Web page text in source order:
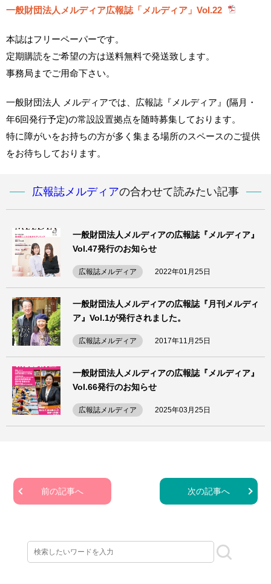
一般財団法人メルディア広報誌「メルディア」Vol.22
本誌はフリーペーパーです。
定期購読をご希望の方は送料無料で発送致します。
事務局までご用命下さい。
一般財団法人 メルディアでは、広報誌『メルディア』(隔月・
年6回発行予定)の常設設置拠点を随時募集しております。
特に障がいをお持ちの方が多く集まる場所のスペースのご提供
をお待ちしております。
広報誌メルディアの合わせて読みたい記事
一般財団法人メルディアの広報誌『メルディア』
Vol.47発行のお知らせ
広報誌メルディア 2022年01月25日
一般財団法人メルディアの広報誌『月刊メルディ
ア』Vol.1が発行されました。
広報誌メルディア 2017年11月25日
一般財団法人メルディアの広報誌『メルディア』
Vol.66発行のお知らせ
広報誌メルディア 2025年03月25日
前の記事へ 次の記事へ